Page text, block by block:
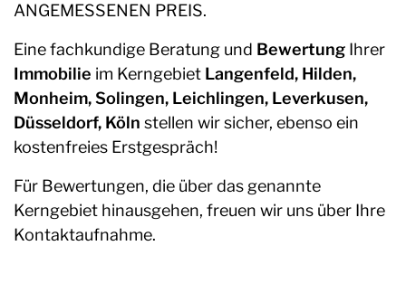
ANGEMESSENEN PREIS.
Eine fachkundige Beratung und Bewertung Ihrer
Immobilie im Kerngebiet Langenfeld, Hilden,
Monheim, Solingen, Leichlingen, Leverkusen,
Düsseldorf, Köln stellen wir sicher, ebenso ein
kostenfreies Erstgespräch!
Für Bewertungen, die über das genannte
Kerngebiet hinausgehen, freuen wir uns über Ihre
Kontaktaufnahme.